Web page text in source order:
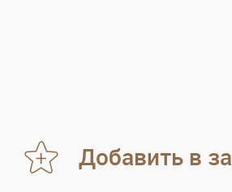
Добавить в